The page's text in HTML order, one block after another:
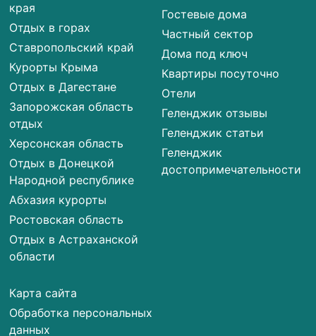
края
Отдых в горах
Ставропольский край
Курорты Крыма
Отдых в Дагестане
Запорожская область
отдых
Херсонская область
Отдых в Донецкой
Народной республике
Абхазия курорты
Ростовская область
Отдых в Астраханской
области
Карта сайта
Обработка персональных
данных
Гостевые дома
Частный сектор
Дома под ключ
Квартиры посуточно
Отели
Геленджик отзывы
Геленджик статьи
Геленджик
достопримечательности